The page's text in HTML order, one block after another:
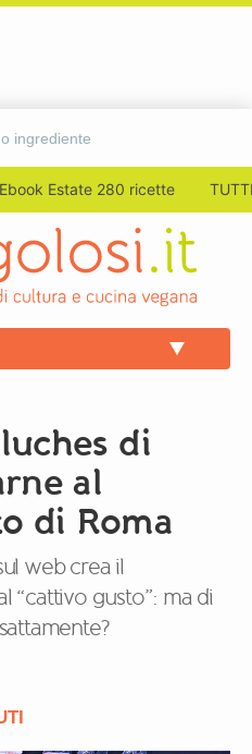
Ebook Estate 280 ricette
di
al
di Roma
web crea il
“cattivo gusto”: ma di